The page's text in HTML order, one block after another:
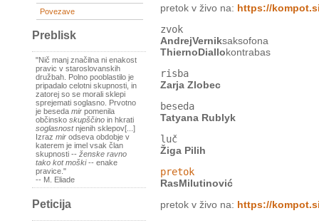
Povezave
Preblisk
"Nič manj značilna ni enakost
pravic v staroslovanskih
družbah. Polno pooblastilo je
pripadalo celotni skupnosti, in
zatorej so se morali sklepi
sprejemati soglasno. Prvotno
je beseda mir pomenila
občinsko skupščino in hkrati
soglasnostnjenih sklepov[...]
Izraz mir odseva obdobje v
katerem je imel vsak član
skupnosti -- ženske ravno
tako kot moški-- enake
pravice."
-- M. Eliade
Peticija
pretok v živo na: https://
zvok
AndrejVerniksaksofona
ThiernoDiallokontrabas
risba
Zarja Zlobec
beseda
Tatyana Rublyk
luč
Žiga Pilih
pretok
RasMilutinović
pretok v živo na: https://